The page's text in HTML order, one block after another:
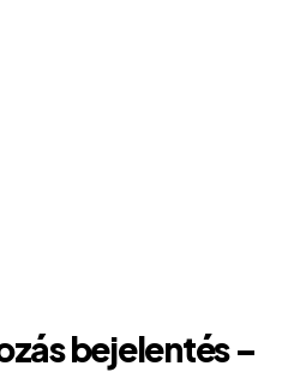
bejelentés –